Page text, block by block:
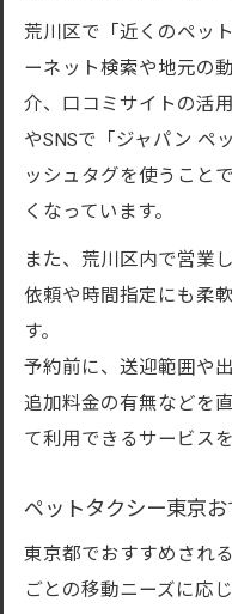
ペットタクシ
ト
ペットタクシ
術
ペットタクシ
術
乗車前に知りた
ト
ペットタクシ
点
ド
ペットタクシ
トラブル防止
荒川区で「近くのペッ
ーネット検索や地元の
介、口コミサイトの活
やSNSで「ジャパン ペ
ッシュタグを使うこと
くなっています。
また、荒川区内で営業
依頼や時間指定にも柔
す。
予約前に、送迎範囲や
追加料金の有無などを
て利用できるサービス
ペットタクシー東京
東京都でおすすめされ
ごとの移動ニーズに応